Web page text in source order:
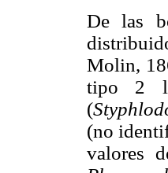
De las
Molin,
tipo 2
(
(no
valores